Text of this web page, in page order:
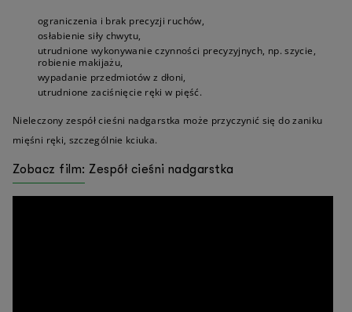
ograniczenia i brak precyzji ruchów,
osłabienie siły chwytu,
utrudnione wykonywanie czynności precyzyjnych, np. szycie,
robienie makijażu,
wypadanie przedmiotów z dłoni,
utrudnione zaciśnięcie ręki w pięść.
Nieleczony zespół cieśni nadgarstka może przyczynić się do zaniku
mięśni ręki, szczególnie kciuka.
Zobacz film: Zespół cieśni nadgarstka